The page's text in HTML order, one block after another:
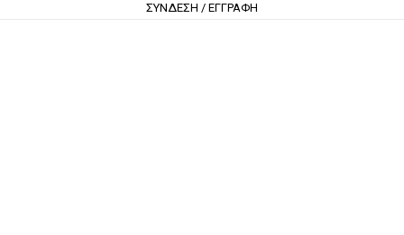
ΣΥΝΔΕΣΗ / ΕΓΓΡΑΦΗ